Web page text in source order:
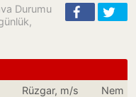
Durumu
Rüzgar, m/s Nem